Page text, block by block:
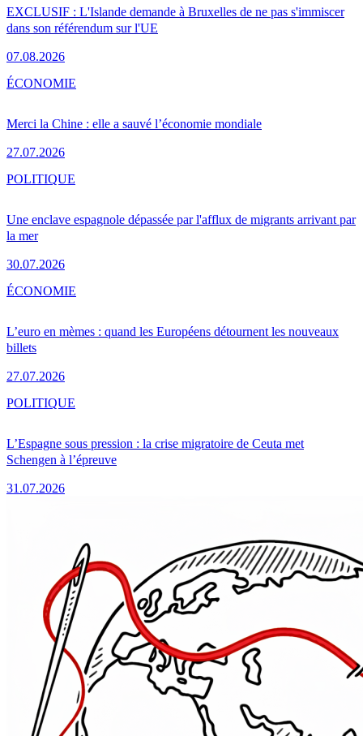
EXCLUSIF : L'Islande demande à Bruxelles de ne pas s'immiscer
dans son référendum sur l'UE
07.08.2026
Merci la Chine : elle a sauvé l’économie mondiale
27.07.2026
ÉCONOMIE
Une enclave espagnole dépassée par l'afflux de migrants arrivant par
la mer
30.07.2026
POLITIQUE
L’euro en mèmes : quand les Européens détournent les nouveaux
billets
27.07.2026
ÉCONOMIE
L’Espagne sous pression : la crise migratoire de Ceuta met
Schengen à l’épreuve
31.07.2026
POLITIQUE